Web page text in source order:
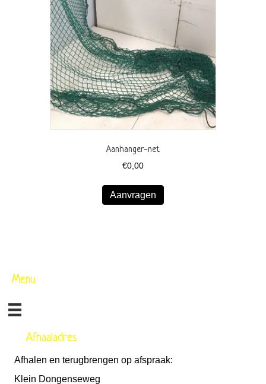
Aanhanger-net
€0,00
Aanvragen
Menu
Afhaaladres
Afhalen en terugbrengen op afspraak:
Klein Dongenseweg